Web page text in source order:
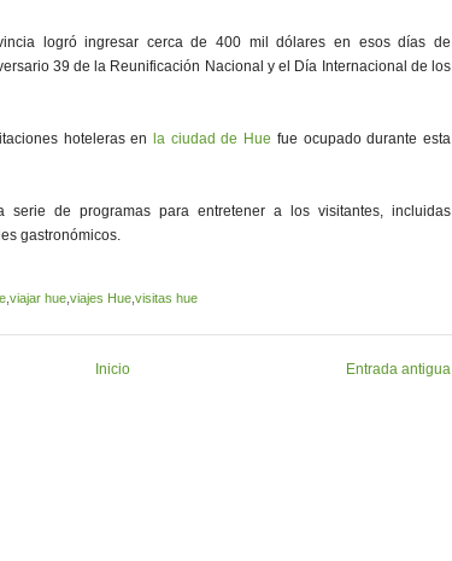
logró ingresar cerca de 400 mil dólares en esos días de
39 de la Reunificación Nacional y el Día Internacional de los
hoteleras en la ciudad de Hue fue ocupado durante esta
serie de programas para entretener a los visitantes, incluidas
gastronómicos.
viajar hue viajes Hue visitas hue
Entrada antigua
Inicio